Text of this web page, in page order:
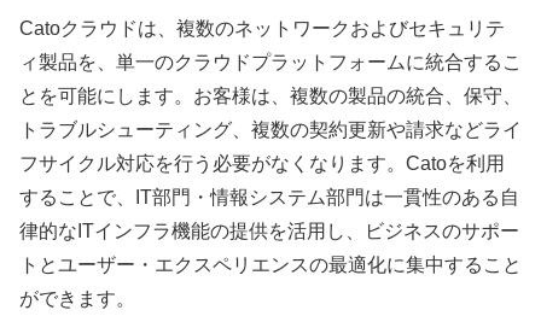
Catoクラウドは、複数のネットワークおよびセキュリテ
ィ製品を、単一のクラウドプラットフォームに統合するこ
とを可能にします。お客様は、複数の製品の統合、保守、
トラブルシューティング、複数の契約更新や請求などライ
フサイクル対応を行う必要がなくなります。Catoを利用
することで、IT部門・情報システム部門は一貫性のある自
律的なITインフラ機能の提供を活用し、ビジネスのサポー
トとユーザー・エクスペリエンスの最適化に集中すること
ができます。